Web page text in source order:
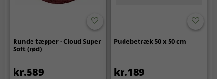
Runde tæpper - Cloud Super
Soft (rød)
kr.589
Pudebetræk 50 x 50 cm
kr.189